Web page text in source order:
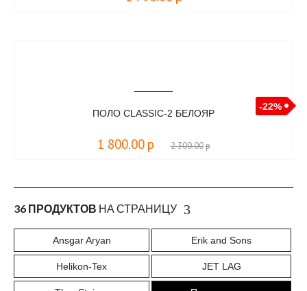
-22%
ПОЛО CLASSIC-2 БЕЛОЯР
1 800.00 р 2 300.00р
36 ПРОДУКТОВ НА СТРАНИЦУ
Ansgar Aryan Erik and Sons
Helikon-Tex JET LAG